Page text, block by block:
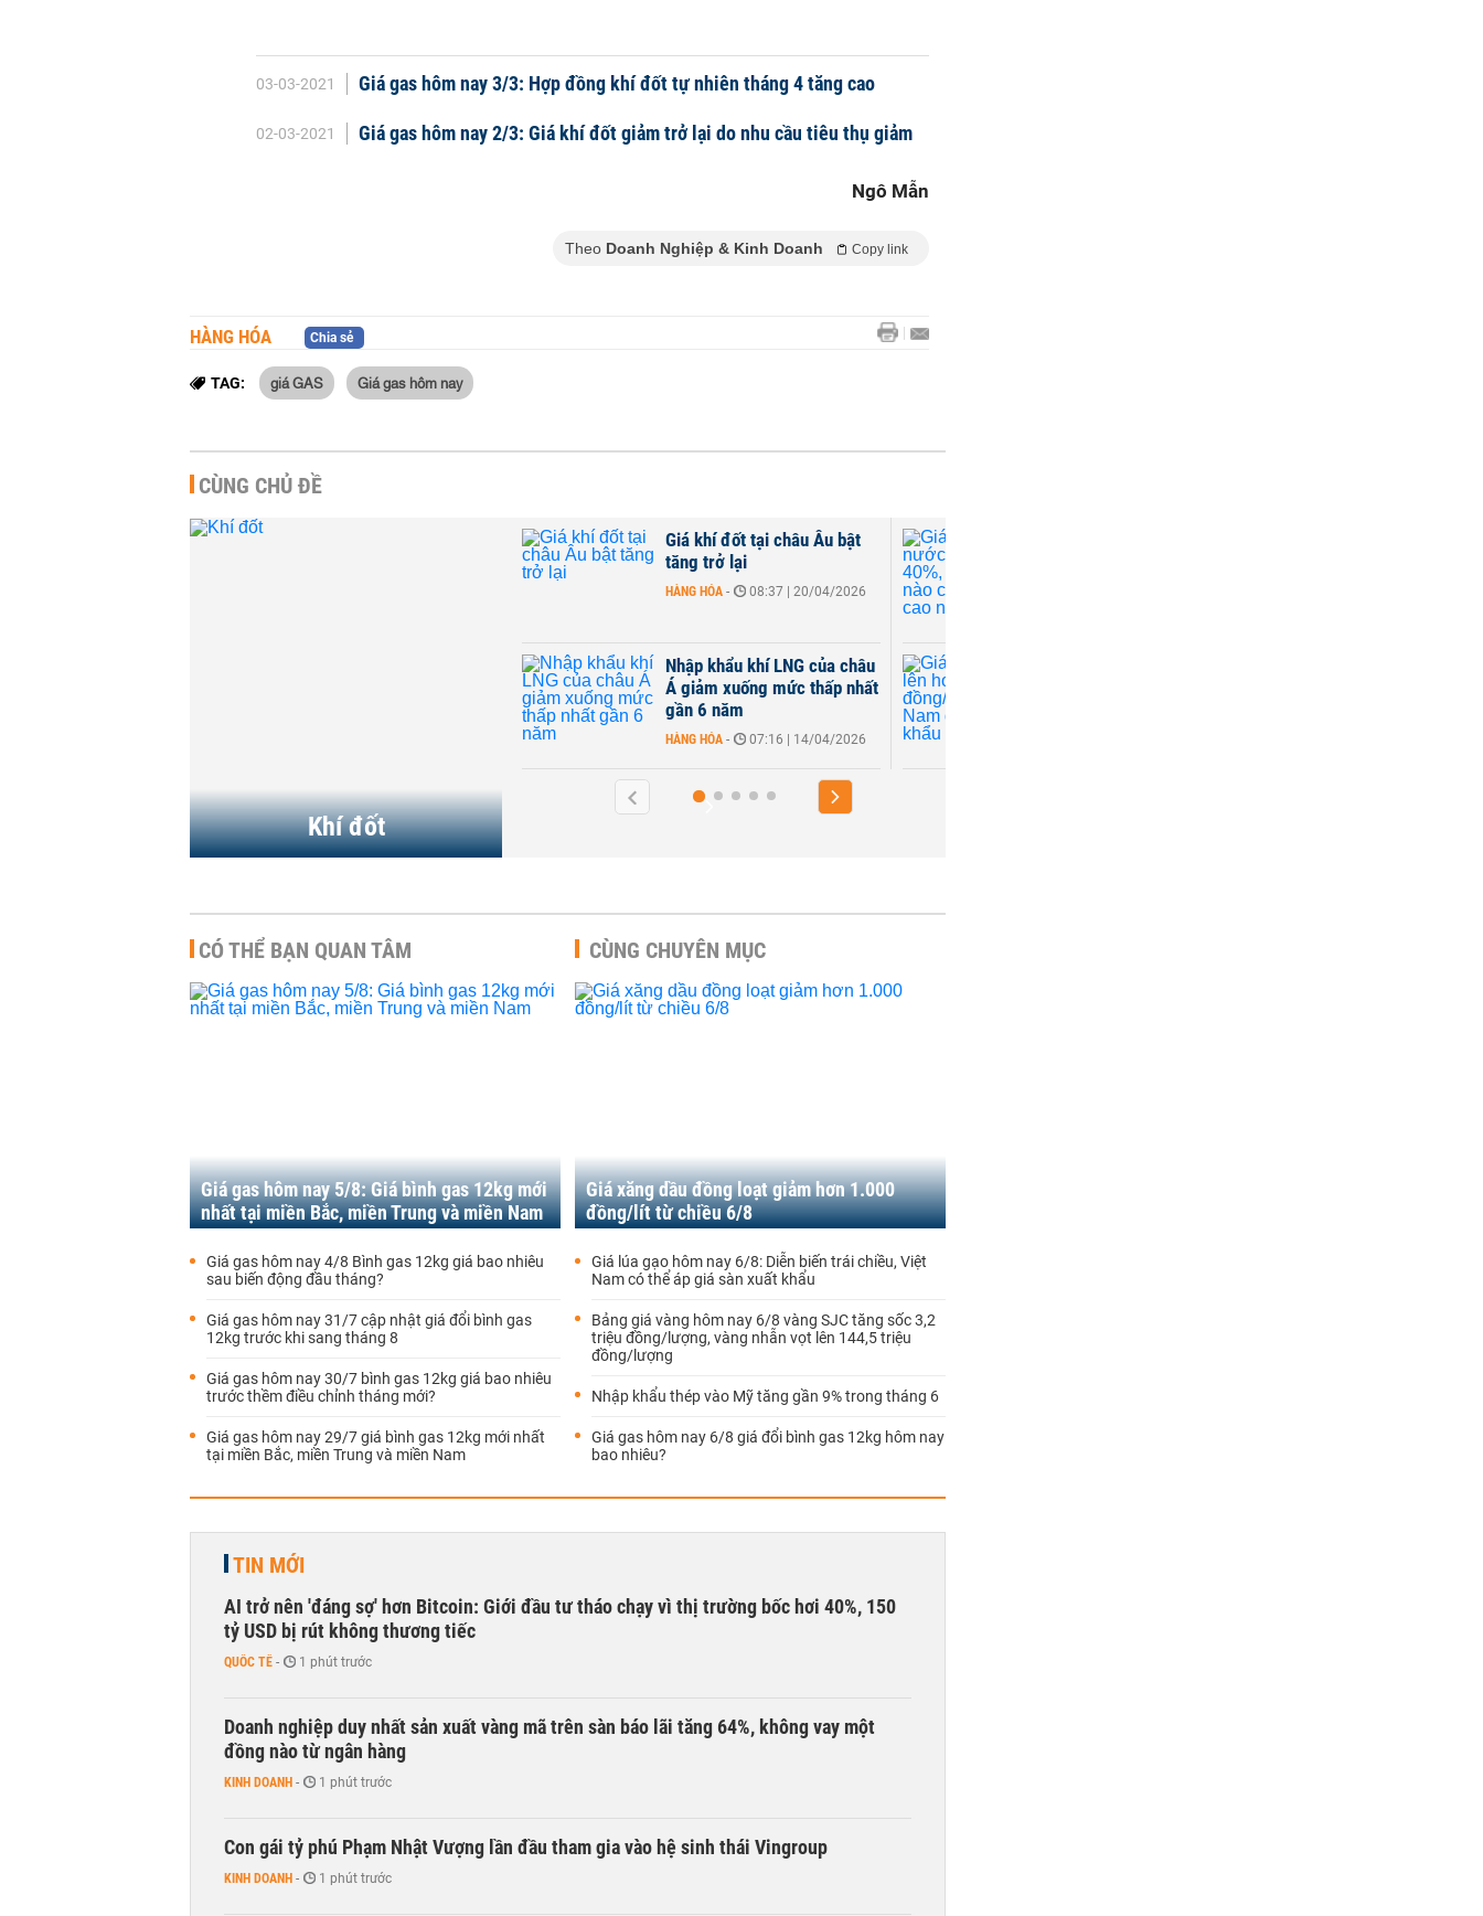
03-03-2021 Giá gas hôm nay 3/3: Hợp đồng khí đốt tự nhiên tháng 4 tăng cao
02-03-2021 Giá gas hôm nay 2/3: Giá khí đốt giảm trở lại do nhu cầu tiêu thụ giảm
Ngô Mẫn
Theo Doanh Nghiệp & Kinh Doanh Copy link
HÀNG HÓA Chia sẻ
TAG: giá GAS Giá gas hôm nay
CÙNG CHỦ ĐỀ
Khí đốt
Giá khí đốt tại châu Âu bật
Nhập khẩu khí LNG của châu
Á giảm xuống mức thấp nhất
07:16 | 14/04/2026
Giá gas trong nước tăng hơn
40%, khu vực nào có mức
giá cao nhất?
08:40 | 11/04/2026
Giá gas tăng lên hơn
600.000 đồng/bình, Việt
Nam đang nhập khẩu khí...
HÀNG HÓA 07:56 | 11/04/2026
CÓ THỂ BẠN QUAN TÂM
Giá gas hôm nay 5/8: Giá bình gas 12kg mới
nhất tại miền Bắc, miền Trung và miền Nam
Giá gas hôm nay 4/8 Bình gas 12kg giá bao nhiêu
sau biến động đầu tháng?
Giá gas hôm nay 31/7 cập nhật giá đổi bình gas
12kg trước khi sang tháng 8
Giá gas hôm nay 30/7 bình gas 12kg giá bao nhiêu
trước thềm điều chỉnh tháng mới?
Giá gas hôm nay 29/7 giá bình gas 12kg mới nhất
tại miền Bắc, miền Trung và miền Nam
CÙNG CHUYÊN MỤC
Giá xăng dầu đồng loạt giảm hơn 1.000
đồng/lít từ chiều 6/8
Giá lúa gạo hôm nay 6/8: Diễn biến trái chiều, Việt
Nam có thể áp giá sàn xuất khẩu
Bảng giá vàng hôm nay 6/8 vàng SJC tăng sốc 3,2
triệu đồng/lượng, vàng nhẫn vọt lên 144,5 triệu
đồng/lượng
Nhập khẩu thép vào Mỹ tăng gần 9% trong tháng 6
Giá gas hôm nay 6/8 giá đổi bình gas 12kg hôm nay
bao nhiêu?
TIN MỚI
AI trở nên 'đáng sợ' hơn Bitcoin: Giới đầu tư tháo chạy vì thị trường bốc hơi 40%, 150
tỷ USD bị rút không thương tiếc
QUỐC TẾ - 1 phút trước
Doanh nghiệp duy nhất sản xuất vàng mã trên sàn báo lãi tăng 64%, không vay một
đồng nào từ ngân hàng
KINH DOANH - 1 phút trước
Con gái tỷ phú Phạm Nhật Vượng lần đầu tham gia vào hệ sinh thái Vingroup
KINH DOANH - 1 phút trước